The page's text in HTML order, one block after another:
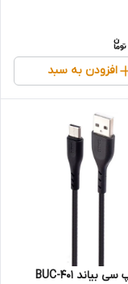
افزودن به سبد
کابل تایپ سی بیاند BUC-401